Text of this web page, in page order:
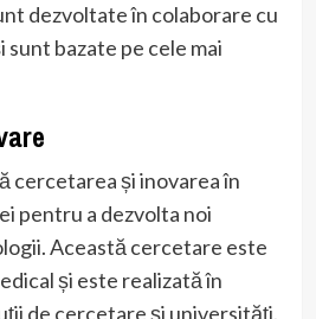
dezvoltate în colaborare cu
sunt bazate pe cele mai
cercetarea și inovarea în
pentru a dezvolta noi
Această cercetare este
și este realizată în
de cercetare și universități.